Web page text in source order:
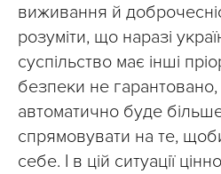
виживання й
розуміти, що наразі
суспільство має інші
безпеки не
автоматично буде
спрямовувати на те,
себе. І в цій ситуації